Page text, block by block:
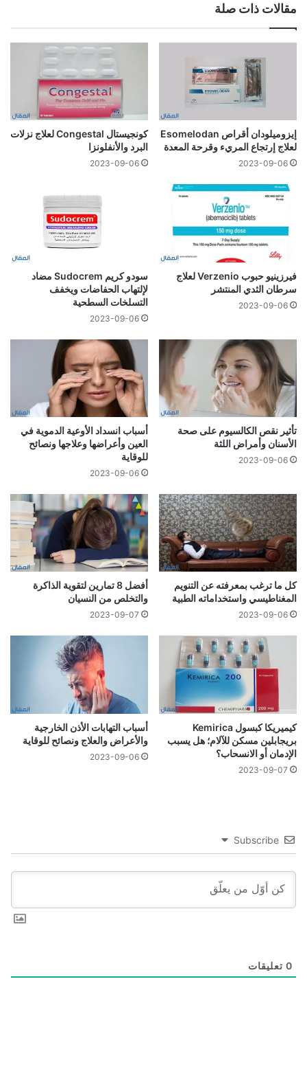
مقالات ذات صلة
إيزوميلودان أقراص Esomelodan
لعلاج إرتجاع المريء وقرحة المعدة
2023-09-06
كونجيستال Congestal لعلاج نزلات
البرد والأنفلونزا
2023-09-06
فيرزينيو حبوب Verzenio لعلاج
سرطان الثدي المنتشر
2023-09-06
سودو كريم Sudocrem مضاد
لإلتهاب الحفاضات ويخفف
التسلخات السطحية
2023-09-06
تأثير نقص الكالسيوم على صحة
الأسنان وأمراض اللثة
2023-09-06
أسباب انسداد الأوعية الدموية في
العين وأعراضها وعلاجها ونصائح
للوقاية
2023-09-06
كل ما ترغب بمعرفته عن التنويم
المغناطيسي واستخداماته الطبية
2023-09-06
أفضل 8 تمارين لتقوية الذاكرة
والتخلص من النسيان
2023-09-07
كيميريكا كبسول Kemirica
بريجابلين مسكن للآلام؛ هل يسبب
الإدمان أو الانسحاب؟
2023-09-07
أسباب التهابات الأذن الخارجية
والأعراض والعلاج ونصائح للوقاية
2023-09-06
Subscribe
0 تعليقات